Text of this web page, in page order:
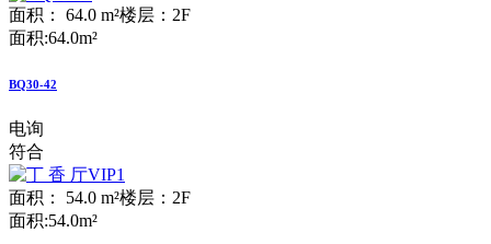
面积： 64.0 m²楼层：2F
面积:64.0m²
BQ30-42
电询
符合
面积： 54.0 m²楼层：2F
面积:54.0m²